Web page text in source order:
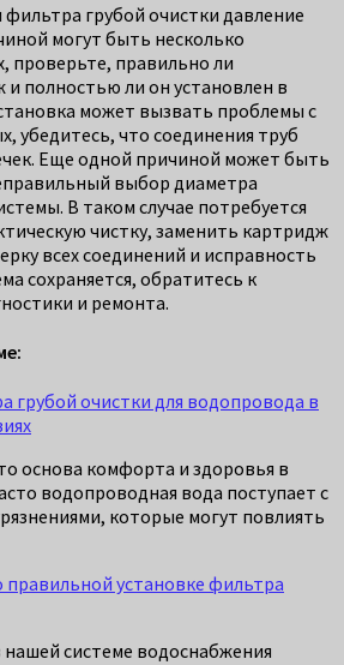
фильтра грубой очистки давление
могут быть несколько
проверьте, правильно ли
и полностью ли он установлен в
может вызвать проблемы с
убедитесь, что соединения труб
Еще одной причиной может быть
выбор диаметра
В таком случае потребуется
чистку, заменить картридж
всех соединений и исправность
сохраняется, обратитесь к
и ремонта.
грубой очистки для водопровода в
основа комфорта и здоровья в
водопроводная вода поступает с
которые могут повлиять
правильной установке фильтра
системе водоснабжения